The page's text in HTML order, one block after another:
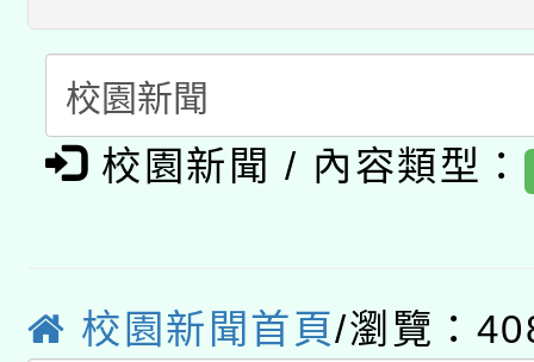
礎課程
A3數位素養講師名單
「數位內容與教學軟體
pilot」
有關大陸委員會函釋公
轉知經濟部水利署委託
用水績優單位及節水達
桃園市孔廟祈福系列
2026年桃園地景藝術
校園新聞 / 內容類型：
校園新聞首頁/瀏覽：